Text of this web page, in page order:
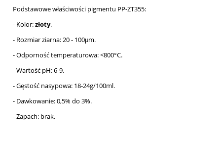
Podstawowe właściwości pigmentu PP-ZT355:
- Kolor:złoty.
- Rozmiar ziarna: 20 - 100μm.
- Odporność temperaturowa: <800°C.
- Wartość pH: 6-9.
- Gęstość nasypowa: 18-24g/100ml.
- Dawkowanie: 0,5% do 3%.
- Zapach: brak.